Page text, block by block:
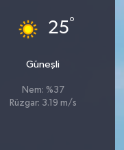
25°
Güneşli
Nem: %37
Rüzgar: 3.19 m/s